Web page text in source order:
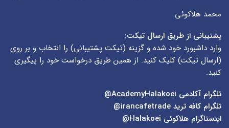
محمد هلاکوئی
پشتیبانی از طریق ارسال تیکت:
وارد داشبورد خود شده و گزینه (تیکت پشتیبانی) را انتخاب و بر روی
(ارسال تیکت) کلیک کنید. از همین طریق درخواست خود را پیگیری
کنید.
تلگرام آکادمی
تلگرام کافه ترید irancafetrade@
اینستاگرام هلاکوئی Halakoei@